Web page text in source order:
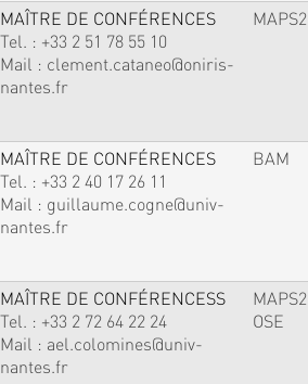
MAÎTRE DE CONFÉRENCES
Tel. : +33 2 51 78 55 10
Mail : clement.cataneo@oniris-
nantes.fr
MAPS2
MAÎTRE DE CONFÉRENCES
Tel. : +33 2 40 17 26 11
Mail : guillaume.cogne@univ-
nantes.fr
BAM
MAÎTRE DE CONFÉRENCESS
Tel. : +33 2 72 64 22 24
Mail : ael.colomines@univ-
nantes.fr
MAPS2
OSE